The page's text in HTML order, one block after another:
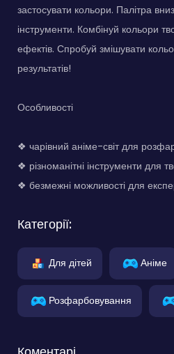
застосувати кольори. Палітра
інструменти. Комбінуй кольори
ефектів. Спробуй змішувати
результатів!
Особливості
❖ чарівний аніме-світ для
❖ різноманітні інструменти для
❖ безмежні можливості для
Категорії:
Для дітей Аніме
Розфарбовування